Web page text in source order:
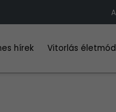
hírek Vitorlás életmód